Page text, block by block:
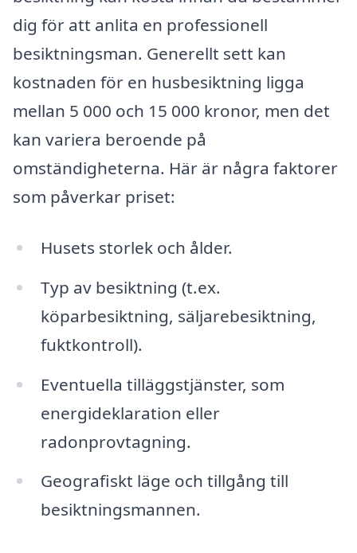
dig för att anlita en professionell
besiktningsman. Generellt sett kan
kostnaden för en husbesiktning ligga
mellan 5 000 och 15 000 kronor, men det
kan variera beroende på
omständigheterna. Här är några faktorer
som påverkar priset:
Husets storlek och ålder.
Typ av besiktning (t.ex.
köparbesiktning, säljarebesiktning,
fuktkontroll).
Eventuella tilläggstjänster, som
energideklaration eller
radonprovtagning.
Geografiskt läge och tillgång till
besiktningsmannen.